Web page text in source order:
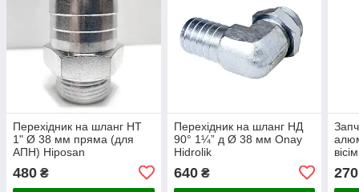
Перехідник на шланг НТ
1" Ø 38 мм пряма (для
АПН) Hiposan
480 ₴
Перехідник на шланг НД
90° 1¼” д Ø 38 мм Onay
Hidrolik
640₴ 270